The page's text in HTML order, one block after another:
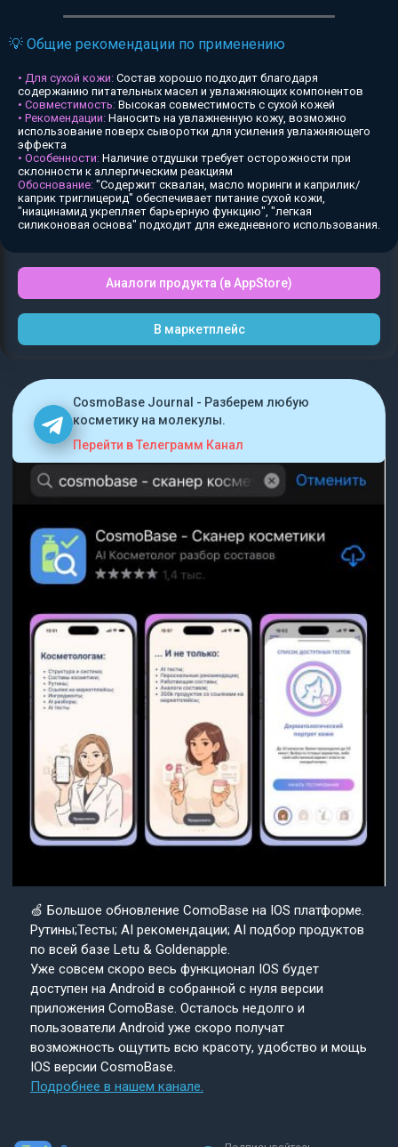
💡 Общие рекомендации по применению
• Для сухой кожи: Состав хорошо подходит благодаря
содержанию питательных масел и увлажняющих компонентов
• Совместимость: Высокая совместимость с сухой кожей
• Рекомендации: Наносить на увлажненную кожу, возможно
использование поверх сыворотки для усиления увлажняющего
эффекта
• Особенности: Наличие отдушки требует осторожности при
склонности к аллергическим реакциям
Обоснование: "Содержит сквалан, масло моринги и каприлик/
каприк триглицерид" обеспечивает питание сухой кожи,
"ниацинамид укрепляет барьерную функцию", "легкая
силиконовая основа" подходит для ежедневного использования.
Аналоги продукта (в AppStore)
В маркетплейс
CosmoBase Journal - Разберем любую
косметику на молекулы.
Перейти в Телеграмм Канал
🍏 Большое обновление ComoBase на IOS платформе.
Рутины;Тесты; AI рекомендации; AI подбор продуктов
по всей базе Letu & Goldenapple.
Уже совсем скоро весь функционал IOS будет
доступен на Android в собранной с нуля версии
приложения ComoBase. Осталось недолго и
пользователи Android уже скоро получат
возможность ощутить всю красоту, удобство и мощь
IOS версии CosmoBase.
Подробнее в нашем канале.